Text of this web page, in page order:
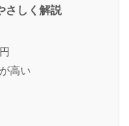
さしく解説
高い